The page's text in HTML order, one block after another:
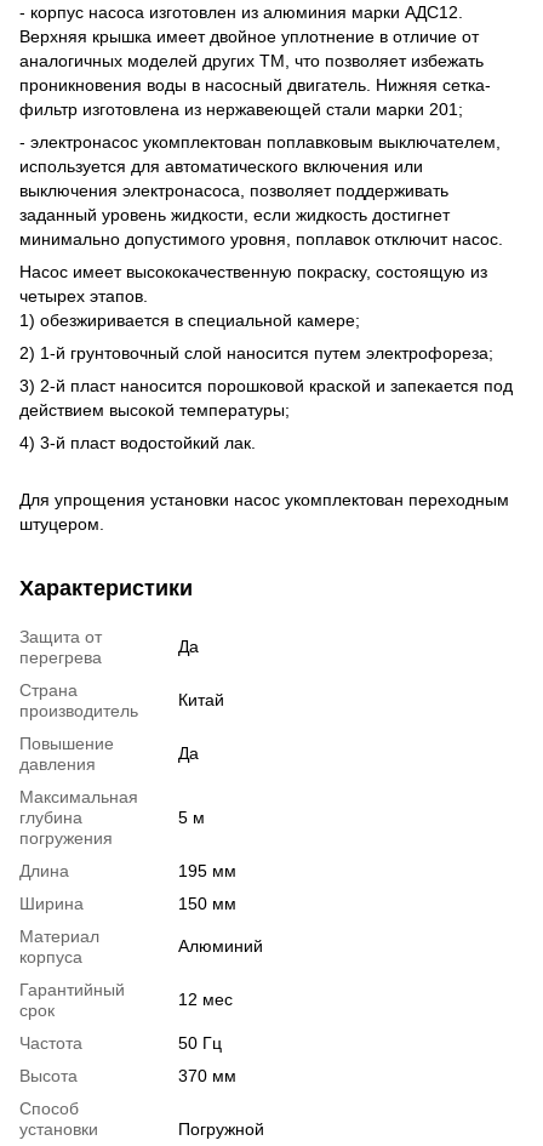
- корпус насоса изготовлен из алюминия марки АДС12.
Верхняя крышка имеет двойное уплотнение в отличие от
аналогичных моделей других ТМ, что позволяет избежать
проникновения воды в насосный двигатель. Нижняя сетка-
фильтр изготовлена из нержавеющей стали марки 201;
- электронасос укомплектован поплавковым выключателем,
используется для автоматического включения или
выключения электронасоса, позволяет поддерживать
заданный уровень жидкости, если жидкость достигнет
минимально допустимого уровня, поплавок отключит насос.
Насос имеет высококачественную покраску, состоящую из
четырех этапов.
1) обезжиривается в специальной камере;
2) 1-й грунтовочный слой наносится путем электрофореза;
3) 2-й пласт наносится порошковой краской и запекается под
действием высокой температуры;
4) 3-й пласт водостойкий лак.
Для упрощения установки насос укомплектован переходным
штуцером.
Характеристики
Защита от
перегрева
Да
Страна
производитель
Китай
Повышение
давления
Да
Максимальная
глубина
погружения
5 м
Длина
195 мм
Ширина
150 мм
Материал
корпуса
Алюминий
Гарантийный
срок
12 мес
Частота
50 Гц
Высота
370 мм
Способ
установки
Погружной